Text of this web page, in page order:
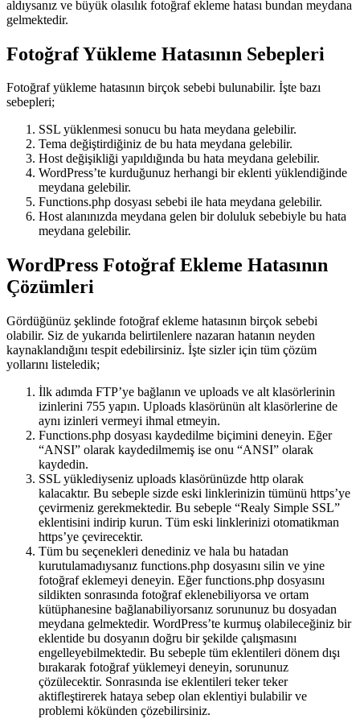
aldıysanız ve büyük olasılık fotoğraf ekleme hatası bundan meydana
gelmektedir.
Fotoğraf Yükleme Hatasının Sebepleri
Fotoğraf yükleme hatasının birçok sebebi bulunabilir. İşte bazı
sebepleri;
SSL yüklenmesi sonucu bu hata meydana gelebilir.
Tema değiştirdiğiniz de bu hata meydana gelebilir.
Host değişikliği yapıldığında bu hata meydana gelebilir.
WordPress’te kurduğunuz herhangi bir eklenti yüklendiğinde
meydana gelebilir.
Functions.php dosyası sebebi ile hata meydana gelebilir.
Host alanınızda meydana gelen bir doluluk sebebiyle bu hata
meydana gelebilir.
WordPress Fotoğraf Ekleme Hatasının
Çözümleri
Gördüğünüz şeklinde fotoğraf ekleme hatasının birçok sebebi
olabilir. Siz de yukarıda belirtilenlere nazaran hatanın neyden
kaynaklandığını tespit edebilirsiniz. İşte sizler için tüm çözüm
yollarını listeledik;
İlk adımda FTP’ye bağlanın ve uploads ve alt klasörlerinin
izinlerini 755 yapın. Uploads klasörünün alt klasörlerine de
aynı izinleri vermeyi ihmal etmeyin.
Functions.php dosyası kaydedilme biçimini deneyin. Eğer
“ANSI” olarak kaydedilmemiş ise onu “ANSI” olarak
kaydedin.
SSL yüklediyseniz uploads klasörünüzde http olarak
kalacaktır. Bu sebeple sizde eski linklerinizin tümünü https’ye
çevirmeniz gerekmektedir. Bu sebeple “Realy Simple SSL”
eklentisini indirip kurun. Tüm eski linklerinizi otomatikman
https’ye çevirecektir.
Tüm bu seçenekleri denediniz ve hala bu hatadan
kurutulamadıysanız functions.php dosyasını silin ve yine
fotoğraf eklemeyi deneyin. Eğer functions.php dosyasını
sildikten sonrasında fotoğraf eklenebiliyorsa ve ortam
kütüphanesine bağlanabiliyorsanız sorununuz bu dosyadan
meydana gelmektedir. WordPress’te kurmuş olabileceğiniz bir
eklentide bu dosyanın doğru bir şekilde çalışmasını
engelleyebilmektedir. Bu sebeple tüm eklentileri dönem dışı
bırakarak fotoğraf yüklemeyi deneyin, sorununuz
çözülecektir. Sonrasında ise eklentileri teker teker
aktifleştirerek hataya sebep olan eklentiyi bulabilir ve
problemi kökünden çözebilirsiniz.